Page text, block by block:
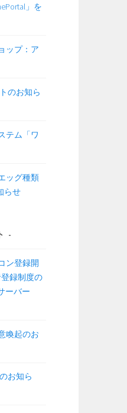
」を
ップ：ア
のお知ら
テム「ワ
ッグ種類
らせ
ン登録開
録制度の
ーバー
喚起のお
お知ら